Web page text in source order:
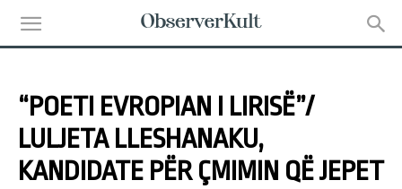
“POETI EVROPIAN I LIRISË”/
LULJETA LLESHANAKU,
KANDIDATE PËR ÇMIMIN QË JEPET